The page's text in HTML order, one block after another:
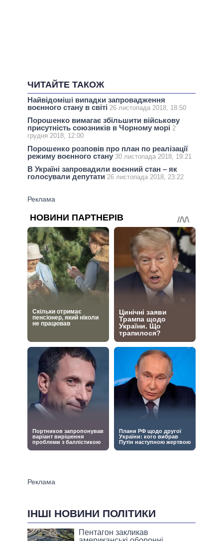
ЧИТАЙТЕ ТАКОЖ
Найвідоміші випадки запровадження
воєнного стану в світі 26 листопада 2018, 18:50
Порошенко вимагає збільшити військову
присутність союзників в Чорному морі 2
грудня 2018, 12:00
Порошенко розповів про план по реалізації
режиму воєнного стану 30 листопада 2018, 19:21
В Україні запровадили воєнний стан – як
голосували депутати 26 листопада 2018, 23:22
ІНШІ НОВИНИ ПОЛІТИКИ
Пентагон закликав